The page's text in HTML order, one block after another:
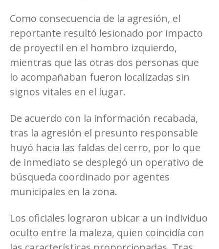
Como consecuencia de la agresión, el
reportante resultó lesionado por impacto
de proyectil en el hombro izquierdo,
mientras que las otras dos personas que
lo acompañaban fueron localizadas sin
signos vitales en el lugar.
De acuerdo con la información recabada,
tras la agresión el presunto responsable
huyó hacia las faldas del cerro, por lo que
de inmediato se desplegó un operativo de
búsqueda coordinado por agentes
municipales en la zona.
Los oficiales lograron ubicar a un individuo
oculto entre la maleza, quien coincidía con